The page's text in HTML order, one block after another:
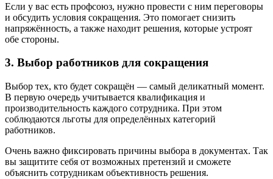
Если у вас есть профсоюз, нужно провести с ним переговоры
и обсудить условия сокращения. Это помогает снизить
напряжённость, а также находит решения, которые устроят
обе стороны.
3. Выбор работников для сокращения
Выбор тех, кто будет сокращён — самый деликатный момент.
В первую очередь учитывается квалификация и
производительность каждого сотрудника. При этом
соблюдаются льготы для определённых категорий
работников.
Очень важно фиксировать причины выбора в документах. Так
вы защитите себя от возможных претензий и сможете
объяснить сотрудникам объективность решения.